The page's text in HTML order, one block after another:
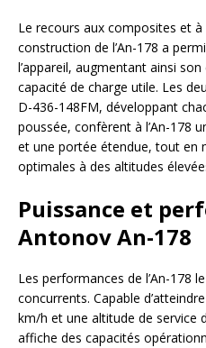
Le recours aux composites et à
construction de l’An-178 a
l’appareil, augmentant ainsi
capacité de charge utile. Les
D-436-148FM, développant
poussée, confèrent à l’An-178
et une portée étendue, tout en
optimales à des altitudes
Puissance et
Antonov An-178
Les performances de l’An-178
concurrents. Capable
km/h et une altitude de service
affiche des capacités